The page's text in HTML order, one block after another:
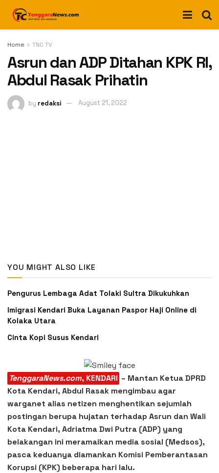
Home TNC TV
Asrun dan ADP Ditahan KPK RI,
Abdul Rasak Prihatin
by redaksi August 21, 2022
YOU MIGHT ALSO LIKE
Pengurus Lembaga Adat Tolaki Sultra Dikukuhkan
Imigrasi Kendari Buka Layanan Paspor Haji Online di
Kolaka Utara
Cinta Kopi Susus Kendari
TenggaraNews.com, KENDARI – Mantan Ketua DPRD
Kota Kendari, Abdul Rasak mengimbau agar
warganet alias netizen menghentikan sejumlah
postingan berupa hujatan terhadap Asrun dan Wali
Kota Kendari, Adriatma Dwi Putra (ADP) yang
belakangan ini meramaikan media sosial (Medsos),
pasca keduanya diamankan Komisi Pemberantasan
Korupsi (KPK) beberapa hari lalu.